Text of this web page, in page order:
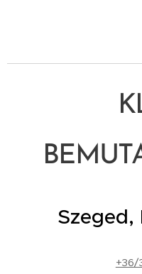
Szeged,
+36/